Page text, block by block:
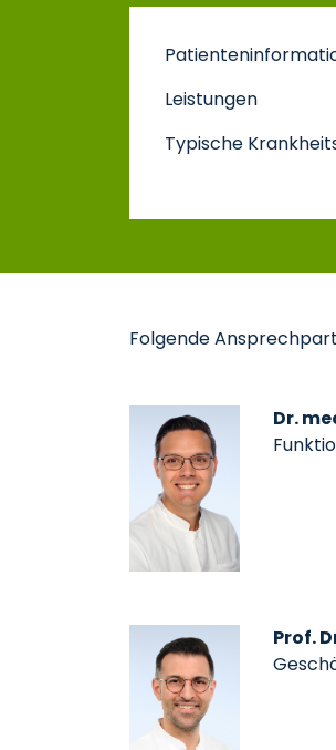
Leistungen
Typische
Folgende
Dr.
Prof.